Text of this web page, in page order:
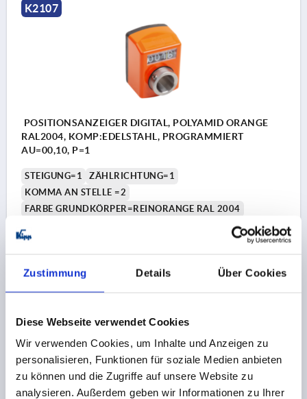
Zustimmung Details Über Cookies
Diese Webseite verwendet Cookies
Wir verwenden Cookies, um Inhalte und Anzeigen zu
personalisieren, Funktionen für soziale Medien anbieten
zu können und die Zugriffe auf unsere Website zu
analysieren. Außerdem geben wir Informationen zu Ihrer
K2107
POSITIONSANZEIGER DIGITAL, POLYAMID ORANGE
RAL2004, KOMP:EDELSTAHL, PROGRAMMIERT
AU=00,10, P=1
STEIGUNG=1
ZÄHLRICHTUNG=1
KOMMA AN STELLE =2
FARBE GRUNDKÖRPER=REINORANGE RAL 2004
HÖHE=47
LÄNGE=33
ANZEIGE NACH EINER UMDREHUNG=00,10
Bestellnummer:K2107.01002211
77,91 €
zzgl. MwSt.
zzgl. Versandkosten
DETAILS
K2107